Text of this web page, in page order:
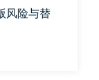
风险与替